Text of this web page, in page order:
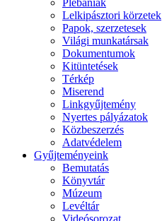
Plébániák
Lelkipásztori körzetek
Papok, szerzetesek
Világi munkatársak
Dokumentumok
Kitüntetések
Térkép
Miserend
Linkgyűjtemény
Nyertes pályázatok
Közbeszerzés
Adatvédelem
Gyűjteményeink
Bemutatás
Könyvtár
Múzeum
Levéltár
Videósorozat